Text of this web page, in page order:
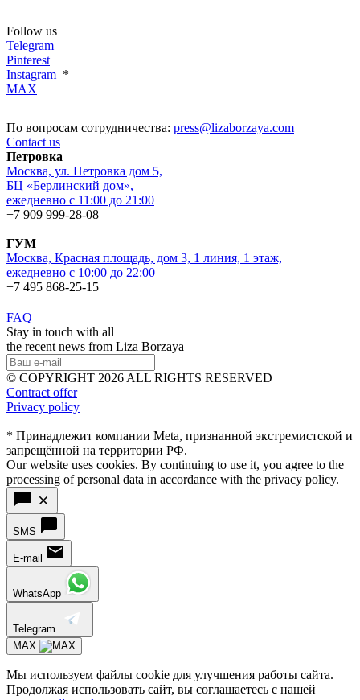
Follow us
Telegram
Pinterest
Instagram *
MAX
По вопросам сотрудничества: press@lizaborzaya.com
Contact us
Петровка
Москва, ул. Петровка дом 5,
БЦ «Берлинский дом»,
ежедневно с 11:00 до 21:00
+7 909 999-28-08
ГУМ
Москва, Красная площадь, дом 3, 1 линия, 1 этаж,
ежедневно с 10:00 до 22:00
+7 495 868-25-15
FAQ
Stay in touch with all
the recent news from Liza Borzaya
© COPYRIGHT 2026 ALL RIGHTS RESERVED
Contract offer
Privacy policy
* Принадлежит компании Meta, признанной экстремистской и
запрещённой на территории РФ.
Our website uses cookies. By continuing to use it, you agree to the
processing of personal data in accordance with the privacy policy.
SMS
E-mail
WhatsApp
Telegram
MAX
Мы используем файлы cookie для улучшения работы сайта.
Продолжая использовать сайт, вы соглашаетесь с нашей